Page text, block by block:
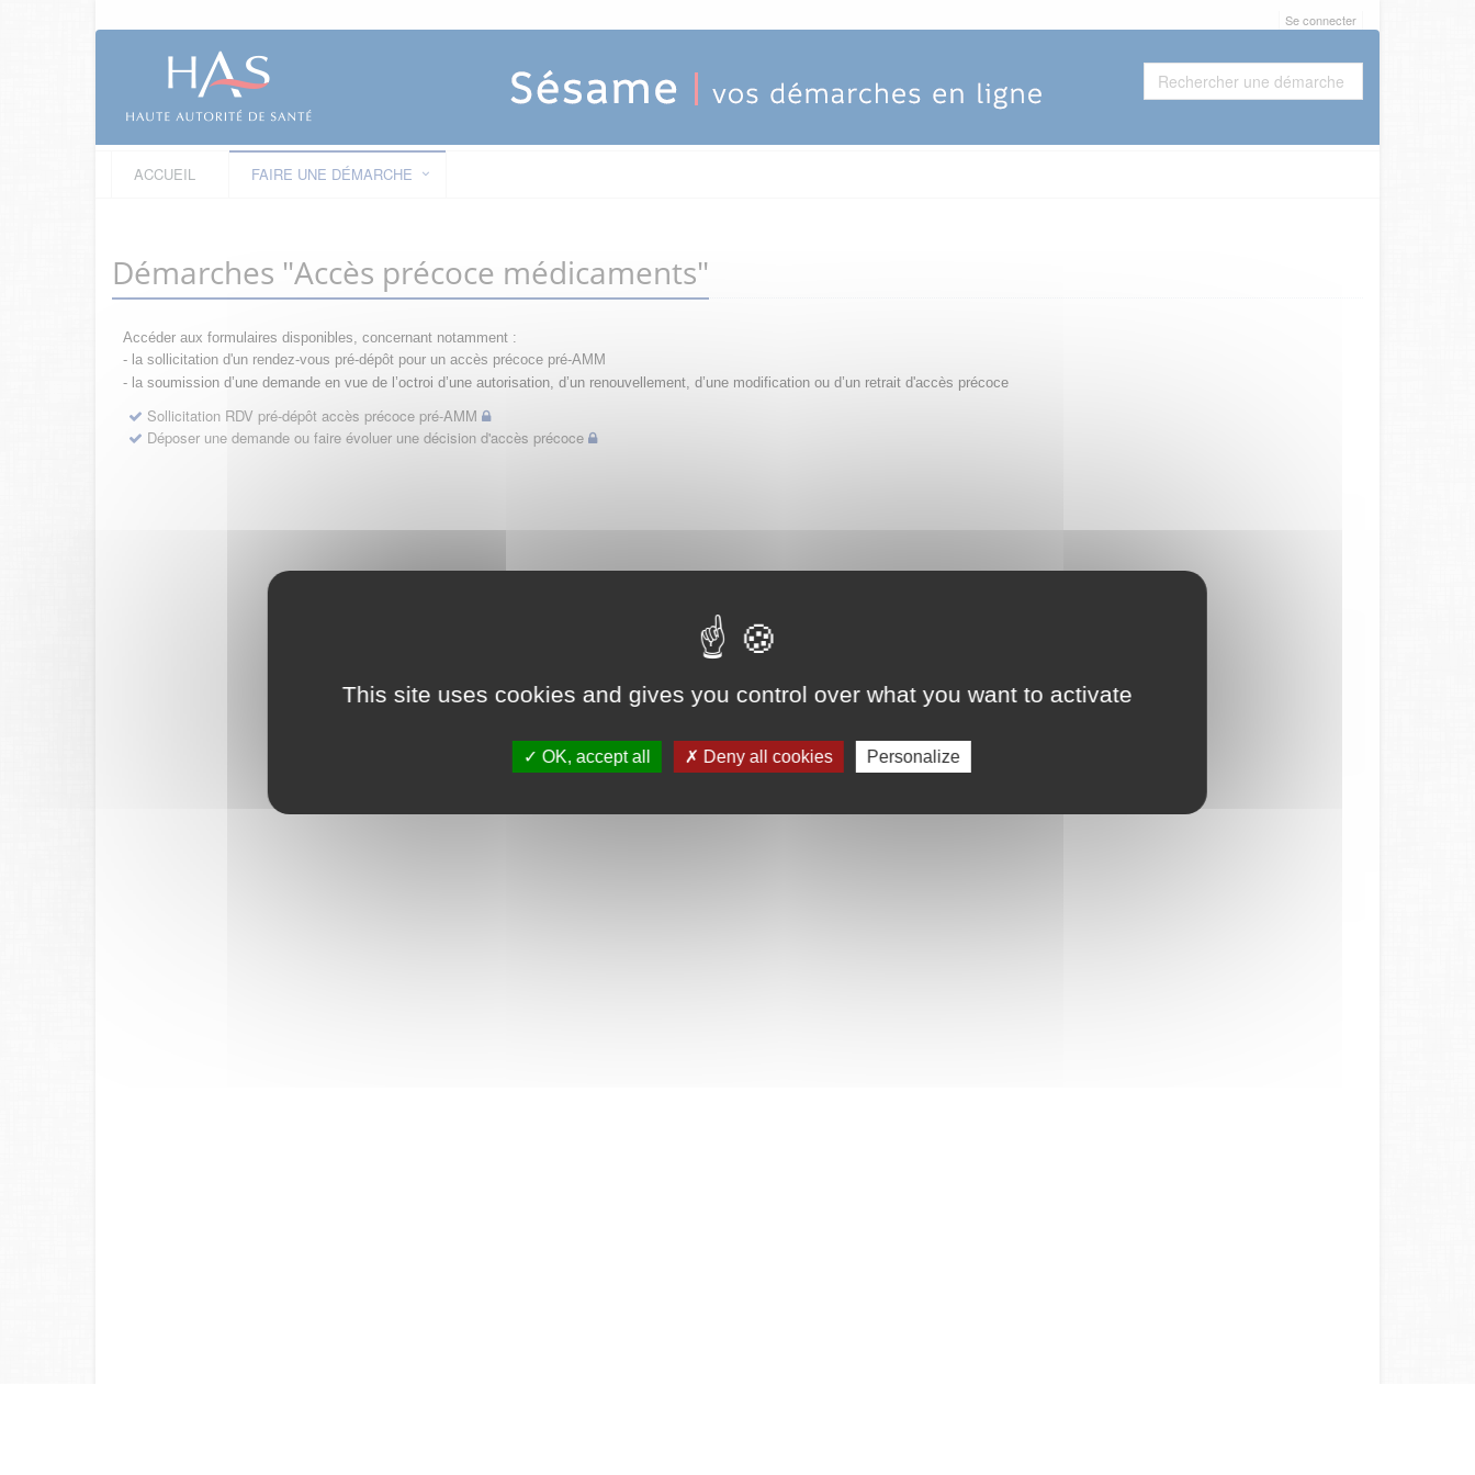
This site uses cookies and gives you control over what you want to activate
OK, accept all Deny all cookies Personalize
Se connecter
ACCUEIL FAIRE UNE DÉMARCHE
Démarches "Accès précoce médicaments"
Accéder aux formulaires disponibles, concernant notamment :
- la sollicitation d'un rendez-vous pré-dépôt pour un accès précoce pré-AMM
- la soumission d’une demande en vue de l’octroi d’une autorisation, d’un renouvellement, d’une modification ou d’un retrait d'accès précoce
Sollicitation RDV pré-dépôt accès précoce pré-AMM
Déposer une demande ou faire évoluer une décision d'accès précoce